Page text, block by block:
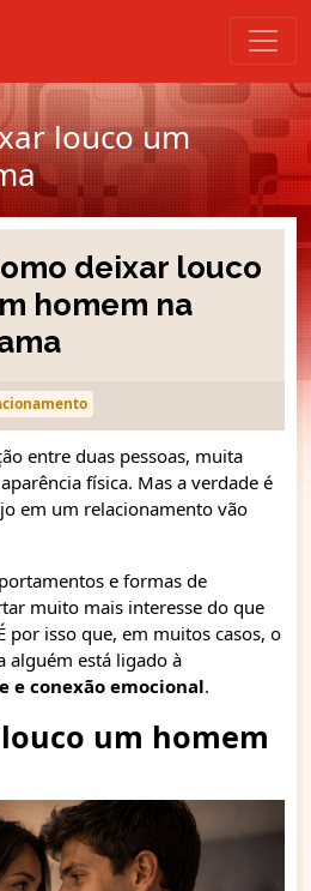
louco um
deixar louco
homem na
entre duas pessoas, muita
física. Mas a verdade é
em um relacionamento vão
e formas de
muito mais interesse do que
por isso que, em muitos casos, o
alguém está ligado à
e conexão emocional.
um homem